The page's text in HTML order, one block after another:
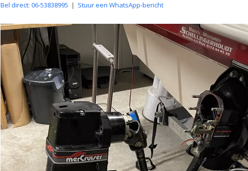
Bel direct: 06-53838995 | Stuur een WhatsApp-bericht